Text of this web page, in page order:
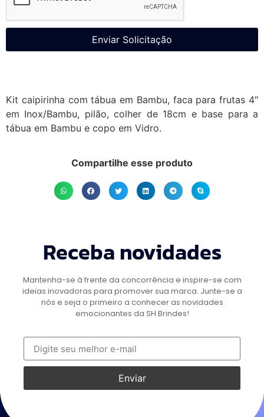
Enviar Solicitação
Kit caipirinha com tábua em Bambu, faca para frutas 4″
em Inox/Bambu, pilão, colher de 18cm e base para a
tábua em Bambu e copo em Vidro.
Compartilhe esse produto
Receba novidades
Mantenha-se à frente da concorrência e inspire-se com
ideias inovadoras para promover sua marca. Junte-se a
nós e seja o primeiro a conhecer as novidades
emocionantes da SH Brindes!
Enviar